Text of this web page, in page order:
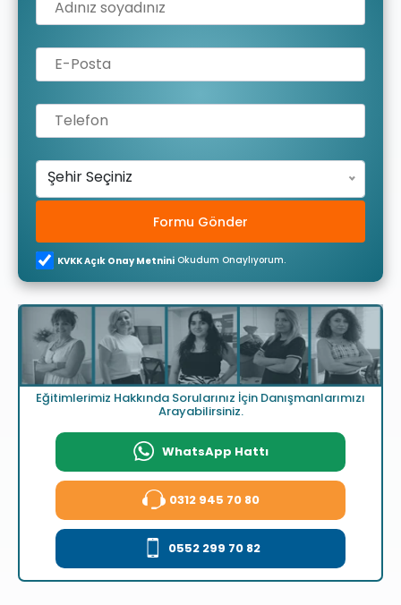
Şehir Seçiniz
Formu Gönder
KVKK Açık Onay Metnini Okudum Onaylıyorum.
Eğitimlerimiz Hakkında Sorularınız İçin Danışmanlarımızı
Arayabilirsiniz.
WhatsApp Hattı
0312 945 70 80
0552 299 70 82